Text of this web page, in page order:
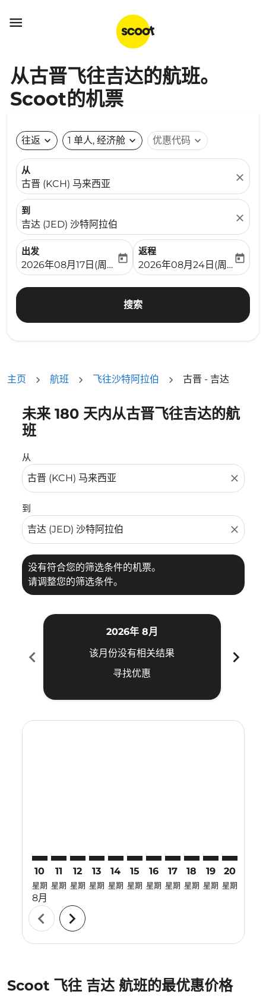

从古晋飞往吉达的航班。
Scoot的机票
往返 expand_more 1 单人, 经济舱 expand_more 优惠代码 expand_more
从
古晋 (KCH) 马来西亚
close
到
吉达 (JED) 沙特阿拉伯
close
出发
fc-booking-departure-date-aria-label
2026年08月17日(周一)
today
返程
fc-booking-return-date-
2026年08月24日(周一)
today
搜索
主页 航班 飞往沙特阿拉伯 古晋 - 吉达
未来 180 天内从古晋飞往吉达的航
班
从
close
到
close
没有符合您的筛选条件的机票。
请调整您的筛选条件。
没有符合您的筛选条件的机票。请调整您的筛选条件。
chevron_left
2026年 8月
该月份没有相关结果
寻找优惠
chevron_right
10
星期
8月
11
星期
12
星期
13
星期
14
星期
15
星期
16
星期
17
星期
18
星期
19
星期
20
星期
chevron_left chevron_right
Scoot 飞往 吉达 航班的最优惠价格